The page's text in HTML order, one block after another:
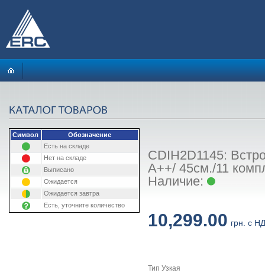
Символ
Обозначение
Есть на складе
Нет на складе
Выписано
Ожидается
Ожидается завтра
Есть, уточните количество
CDIH2D1145:
A++/ 45см./11
Наличие:
10,299.00 грн. с
Тип Узкая